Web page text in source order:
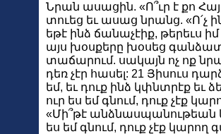
Նրան ասացին. «Ո՞ւր է քո
տուեց եւ ասաց նրանց. «Ո՛չ
եթէ ինձ ճանաչէիք, թերեւս
այս խօսքերը խօսեց
տաճարում. սակայն ոչ ոք
դեռ չէր հասել: 21 Յիսուս
եմ, եւ դուք ինձ կփնտրէք եւ
ուր ես եմ գնում, դուք չէք
«Մի՞թէ անձնասպանութեան
ես եմ գնում, դուք չէք կարող